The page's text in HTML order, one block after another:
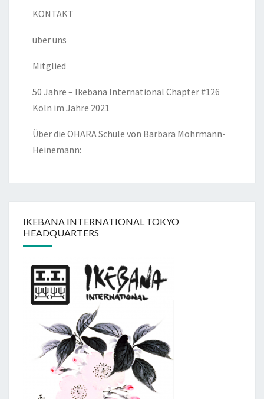
KONTAKT
über uns
Mitglied
50 Jahre – Ikebana International Chapter #126
Köln im Jahre 2021
Über die OHARA Schule von Barbara Mohrmann-
Heinemann:
IKEBANA INTERNATIONAL TOKYO
HEADQUARTERS